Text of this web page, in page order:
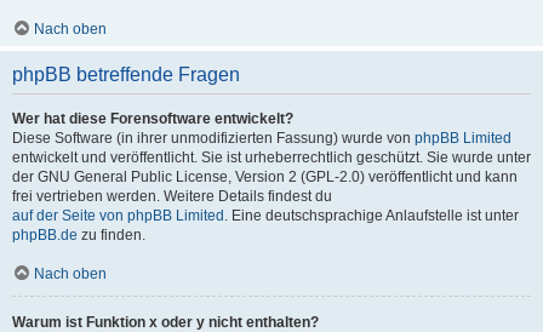
Nach oben
phpBB betreffende Fragen
Wer hat diese Forensoftware entwickelt?
Diese Software (in ihrer unmodifizierten Fassung) wurde von phpBB Limited
entwickelt und veröffentlicht. Sie ist urheberrechtlich geschützt. Sie wurde unter
der GNU General Public License, Version 2 (GPL-2.0) veröffentlicht und kann
frei vertrieben werden. Weitere Details findest du
auf der Seite von phpBB Limited . Eine deutschsprachige Anlaufstelle ist unter
phpBB.de zu finden.
Nach oben
Warum ist Funktion x oder y nicht enthalten?